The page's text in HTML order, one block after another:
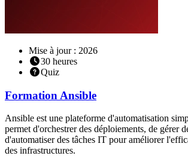
Mise à jour : 2026
30 heures
Quiz
Formation Ansible
Ansible est une plateforme d'automatisation
permet d'orchestrer des déploiements, de gérer
d'automatiser des tâches IT pour améliorer
des infrastructures.